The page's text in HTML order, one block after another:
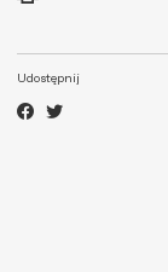
Udostępnij